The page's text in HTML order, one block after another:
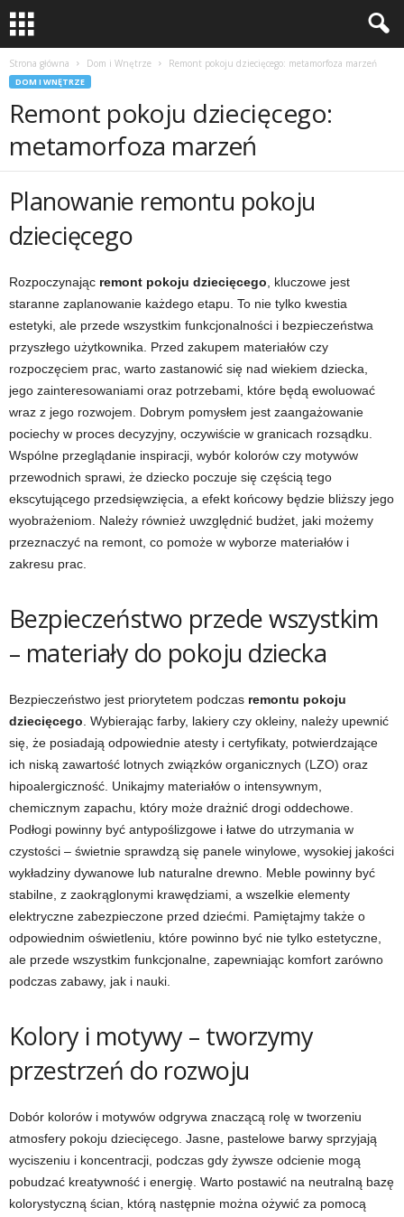
Strona główna Dom i Wnętrze Remont pokoju dziecięcego: metamorfoza marzeń
DOM I WNĘTRZE
Remont pokoju dziecięcego:
metamorfoza marzeń
Planowanie remontu pokoju
dziecięcego
Rozpoczynając remont pokoju dziecięcego , kluczowe jest
staranne zaplanowanie każdego etapu. To nie tylko kwestia
estetyki, ale przede wszystkim funkcjonalności i bezpieczeństwa
przyszłego użytkownika. Przed zakupem materiałów czy
rozpoczęciem prac, warto zastanowić się nad wiekiem dziecka,
jego zainteresowaniami oraz potrzebami, które będą ewoluować
wraz z jego rozwojem. Dobrym pomysłem jest zaangażowanie
pociechy w proces decyzyjny, oczywiście w granicach rozsądku.
Wspólne przeglądanie inspiracji, wybór kolorów czy motywów
przewodnich sprawi, że dziecko poczuje się częścią tego
ekscytującego przedsięwzięcia, a efekt końcowy będzie bliższy jego
wyobrażeniom. Należy również uwzględnić budżet, jaki możemy
przeznaczyć na remont, co pomoże w wyborze materiałów i
zakresu prac.
Bezpieczeństwo przede wszystkim
– materiały do pokoju dziecka
Bezpieczeństwo jest priorytetem podczas remontu pokoju
dziecięcego . Wybierając farby, lakiery czy okleiny, należy upewnić
się, że posiadają odpowiednie atesty i certyfikaty, potwierdzające
ich niską zawartość lotnych związków organicznych (LZO) oraz
hipoalergiczność. Unikajmy materiałów o intensywnym,
chemicznym zapachu, który może drażnić drogi oddechowe.
Podłogi powinny być antypoślizgowe i łatwe do utrzymania w
czystości – świetnie sprawdzą się panele winylowe, wysokiej jakości
wykładziny dywanowe lub naturalne drewno. Meble powinny być
stabilne, z zaokrąglonymi krawędziami, a wszelkie elementy
elektryczne zabezpieczone przed dziećmi. Pamiętajmy także o
odpowiednim oświetleniu, które powinno być nie tylko estetyczne,
ale przede wszystkim funkcjonalne, zapewniając komfort zarówno
podczas zabawy, jak i nauki.
Kolory i motywy – tworzymy
przestrzeń do rozwoju
Dobór kolorów i motywów odgrywa znaczącą rolę w tworzeniu
atmosfery pokoju dziecięcego. Jasne, pastelowe barwy sprzyjają
wyciszeniu i koncentracji, podczas gdy żywsze odcienie mogą
pobudzać kreatywność i energię. Warto postawić na neutralną bazę
kolorystyczną ścian, którą następnie można ożywić za pomocą